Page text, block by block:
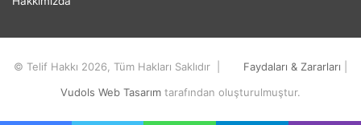
© Telif Hakkı 2026, Tüm Hakları Saklıdır | Faydaları & Zararları
Vudols Web Tasarım tarafından oluşturulmuştur.